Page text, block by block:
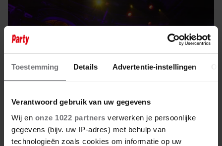
Toestemming Details Advertentie-instellingen
Verantwoord gebruik van uw gegevens
Wij en onze 1022 partners verwerken je persoonlijke
gegevens (bijv. uw IP-adres) met behulp van
technologieën zoals cookies om informatie op uw